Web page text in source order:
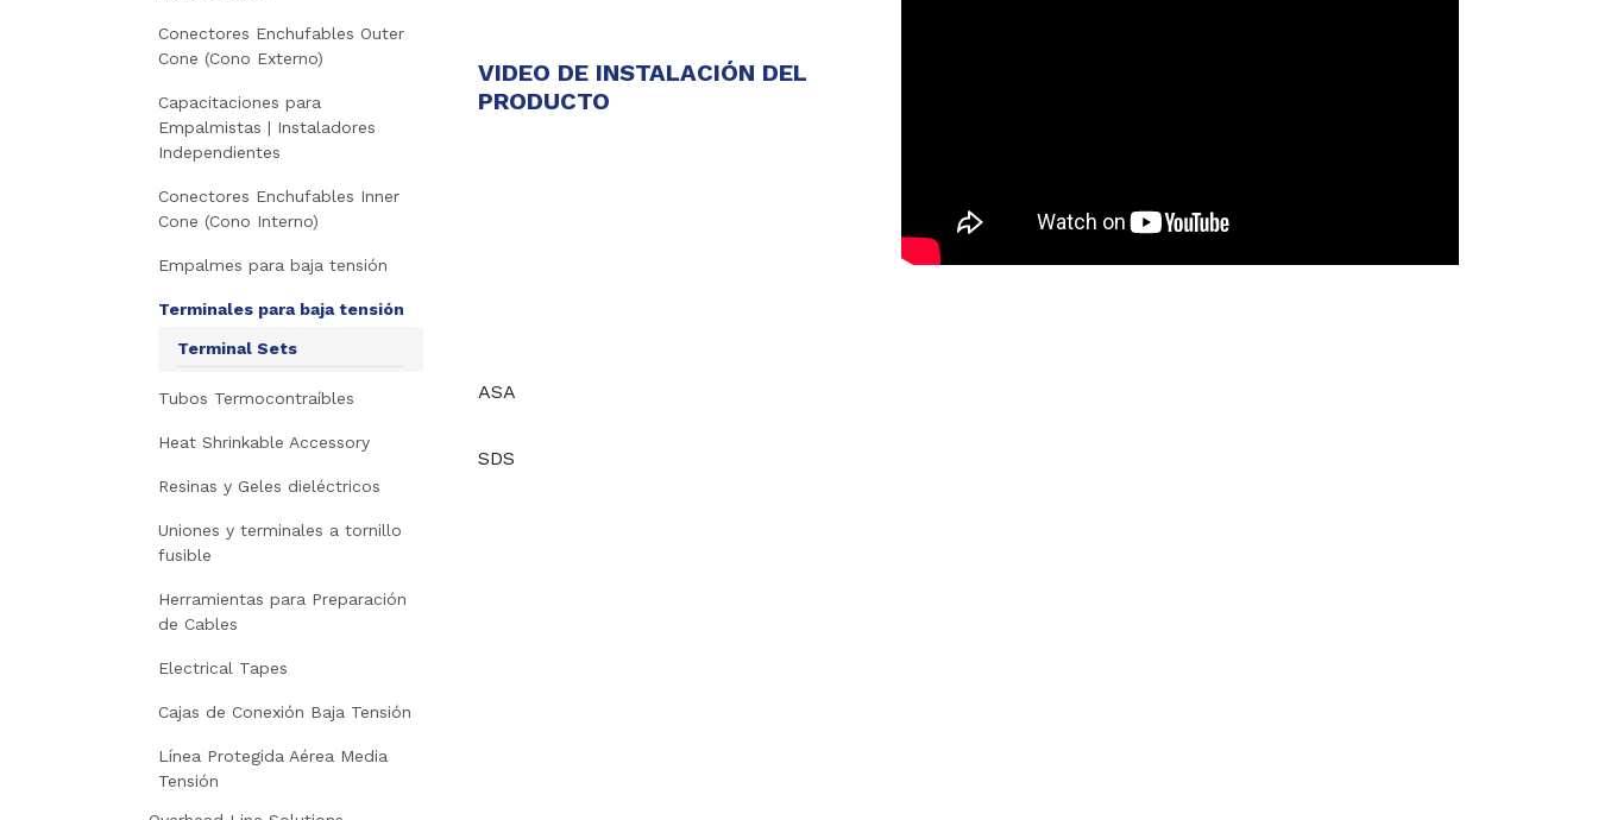
Conectores Enchufables Outer
Cone (Cono Externo)
Capacitaciones para
Empalmistas | Instaladores
Independientes
Conectores Enchufables Inner
Cone (Cono Interno)
Empalmes para baja tensión
Terminales para baja tensión
Terminal Sets
Tubos Termocontraíbles
Heat Shrinkable Accessory
Resinas y Geles dieléctricos
Uniones y terminales a tornillo
fusible
Herramientas para Preparación
de Cables
Electrical Tapes
Cajas de Conexión Baja Tensión
Línea Protegida Aérea Media
Tensión
VIDEO DE INSTALACIÓN DEL
PRODUCTO
ASA
SDS